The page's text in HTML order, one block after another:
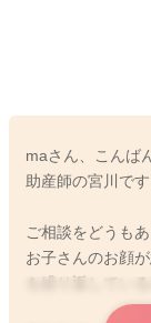
maさん、こんば
助産師の宮川です
ご相談をどうも
お子さんのお顔
を繰り返してい